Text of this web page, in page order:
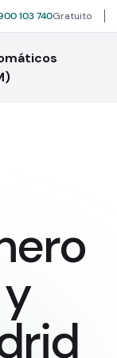
103 740Gratuito